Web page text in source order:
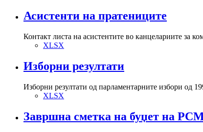
Асистенти на пратениците
Контакт листа на асистентите во канцелариите за
XLSX
Изборни резултати
Изборни резултати од парламентарните избори од
XLSX
Завршна сметка на буџет на